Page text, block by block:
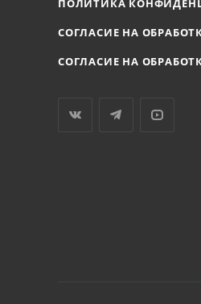
ПОЛИТИКА
СОГЛАСИЕ НА
СОГЛАСИЕ НА